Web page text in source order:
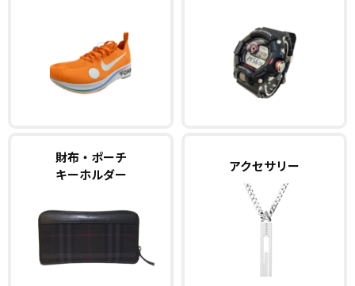
財布・ポーチ
キーホルダー
アクセサリー